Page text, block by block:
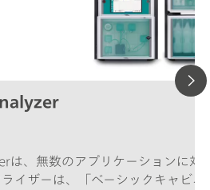
は、無数のアプリケーションに対
イザーは、「ベーシックキャビ